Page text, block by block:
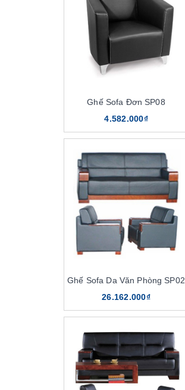
Ghế Sofa Đơn SP08
4.582.000₫
Ghế Sofa Da Văn Phòng SP02
26.162.000₫